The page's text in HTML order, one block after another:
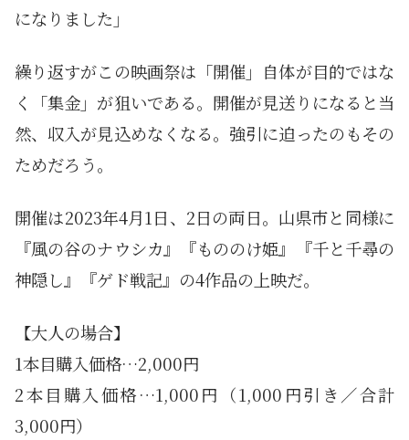
になりました」
繰り返すがこの映画祭は「開催」自体が目的ではな
く「集金」が狙いである。開催が見送りになると当
然、収入が見込めなくなる。強引に迫ったのもその
ためだろう。
開催は2023年4月1日、2日の両日。山県市と同様に
『風の谷のナウシカ』『もののけ姫』『千と千尋の
神隠し』『ゲド戦記』の4作品の上映だ。
【大人の場合】
1本目購入価格…2,000円
2本目購入価格…1,000円（1,000円引き／合計
3,000円）